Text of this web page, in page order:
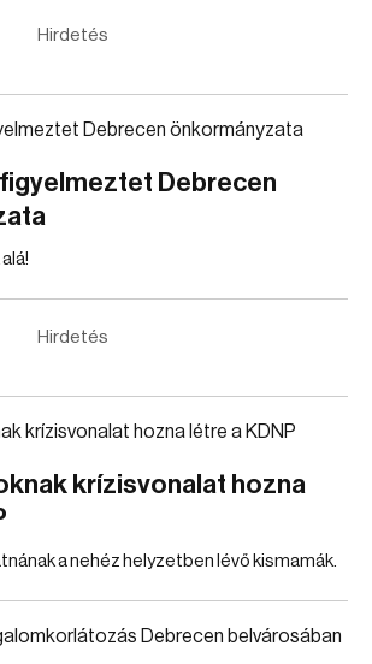
Hirdetés
Debrecen
Hirdetés
krízisvonalat hozna
a nehéz helyzetben lévő kismamák.